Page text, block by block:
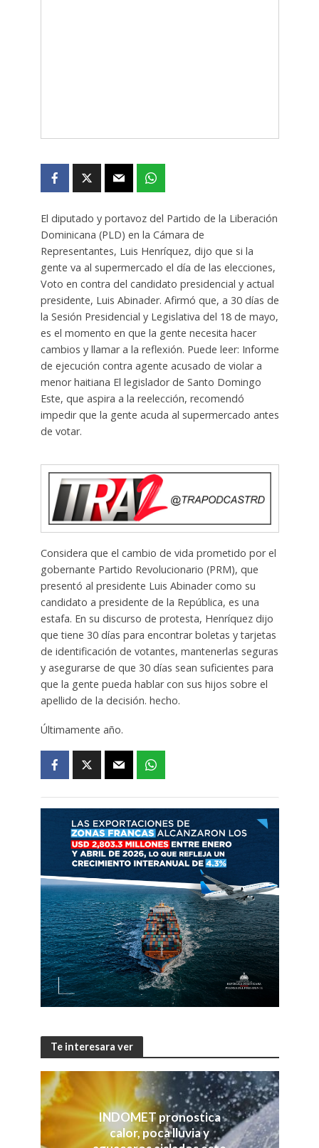
El diputado y portavoz del Partido de la Liberación
Dominicana (PLD) en la Cámara de
Representantes, Luis Henríquez, dijo que si la
gente va al supermercado el día de las elecciones,
Voto en contra del candidato presidencial y actual
presidente, Luis Abinader. Afirmó que, a 30 días de
la Sesión Presidencial y Legislativa del 18 de mayo,
es el momento en que la gente necesita hacer
cambios y llamar a la reflexión. Puede leer: Informe
de ejecución contra agente acusado de violar a
menor haitiana El legislador de Santo Domingo
Este, que aspira a la reelección, recomendó
impedir que la gente acuda al supermercado antes
de votar.
Considera que el cambio de vida prometido por el
gobernante Partido Revolucionario (PRM), que
presentó al presidente Luis Abinader como su
candidato a presidente de la República, es una
estafa. En su discurso de protesta, Henríquez dijo
que tiene 30 días para encontrar boletas y tarjetas
de identificación de votantes, mantenerlas seguras
y asegurarse de que 30 días sean suficientes para
que la gente pueda hablar con sus hijos sobre el
apellido de la decisión. hecho.
Últimamente año.
Te interesara ver
INDOMET pronostica
calor, poca lluvia y